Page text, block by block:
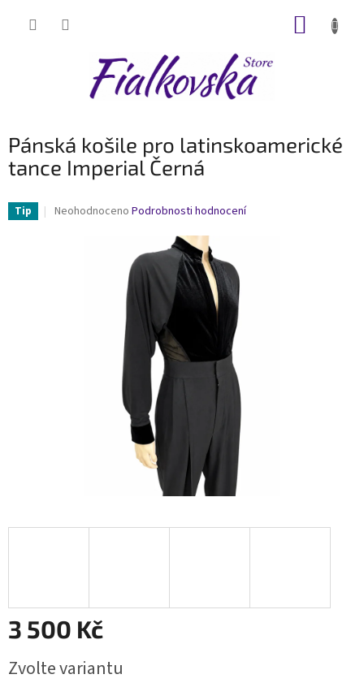
Pánská košile pro latinskoamerické
tance Imperial Černá
Tip
Průměrné
Neohodnoceno Podrobnosti hodnocení
3 500 Kč
cena:
Zvolte variantu